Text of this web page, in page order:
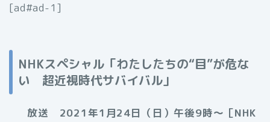
[ad#ad-1]
NHKスペシャル「わたしたちの“目”が危な
い 超近視時代サバイバル」
放送 2021年1月24日（日）午後9時〜［NHK